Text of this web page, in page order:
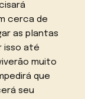
cerca de
as plantas
isso até
muito
que
seu